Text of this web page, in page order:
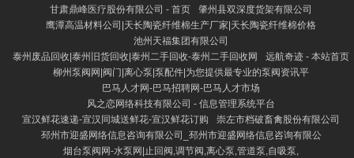
甘肃鼎峰医疗股份有限公司 - 首页
肇州县双深度货架有限公司
鹰潭高温材料公司|天长陶瓷纤维棉生产厂家|天长陶瓷纤维棉价格
池州天福集团有限公司
泰州废品回收|泰州旧货回收|泰州二手回收-泰州二手回收网
远航奇迹 - 本站首页
柳州泵阀网|阀门|离心泵|泵配件|为您提供最专业的泵阀资讯平
巴马人才网-巴马招聘网-巴马人才市场
风之恋网络科技有限公司 - 信息管理系统平台
宣汉鲜花速递-宣汉同城送鲜花-宣汉鲜花订购
崇左市档破畜禽股份有限公司
邳州市迎盛网络信息咨询有限公司_邳州市迎盛网络信息咨询有限公
烟台泵阀网-水泵网|止回阀,调节阀,离心泵,管道泵,自吸泵,